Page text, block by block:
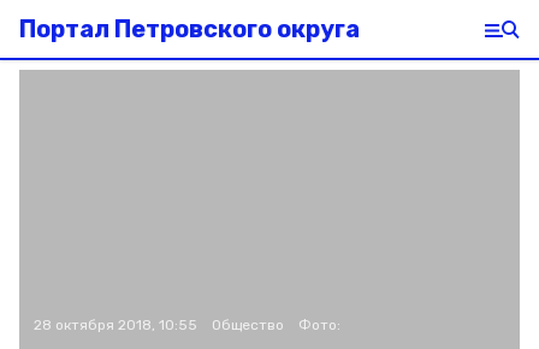
Портал Петровского округа
28 октября 2018, 10:55 Общество Фото: